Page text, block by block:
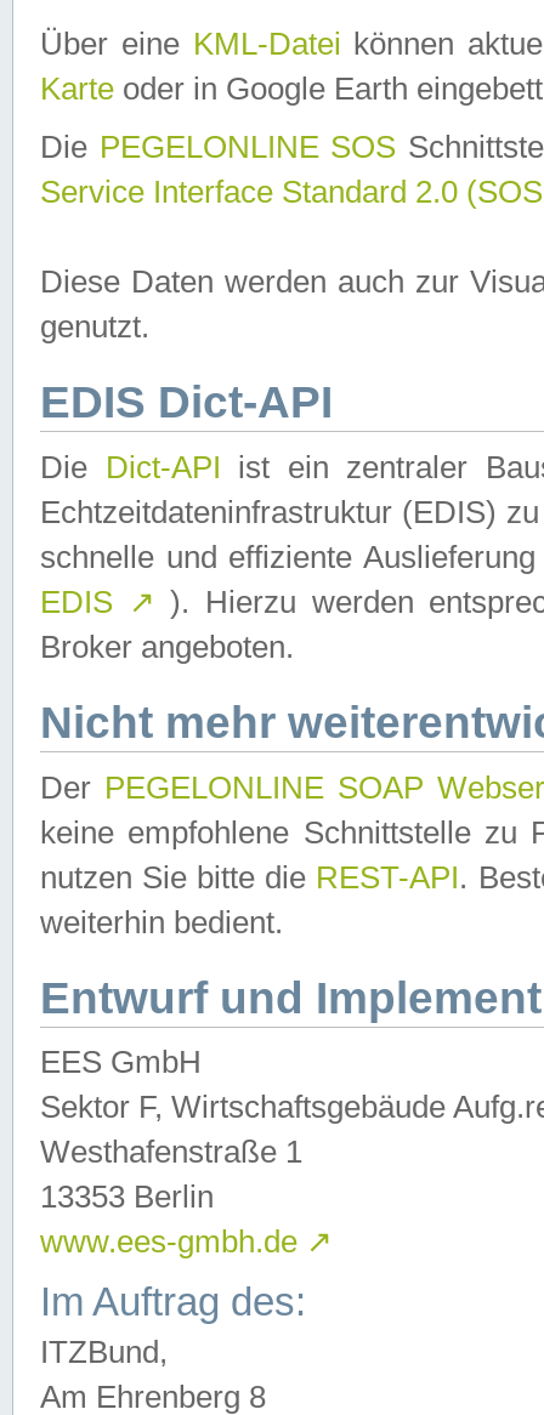
Über eine KML-Datei können
Karte oder in Google Earth
Die PEGELONLINE SOS
Service Interface Standard 2.0
Diese Daten werden auch zur
genutzt.
EDIS Dict-API
Die Dict-API ist ein zentraler
Echtzeitdateninfrastruktur (EDIS)
schnelle und effiziente
EDIS ↗ ). Hierzu werden
Broker angeboten.
Nicht mehr
Der PEGELONLINE SOAP
keine empfohlene Schnittstelle zu
nutzen Sie bitte die REST-API.
weiterhin bedient.
Entwurf und
EES GmbH
Sektor F, Wirtschaftsgebäude
Westhafenstraße 1
13353 Berlin
www.ees-gmbh.de ↗
Im Auftrag des:
ITZBund,
Am Ehrenberg 8